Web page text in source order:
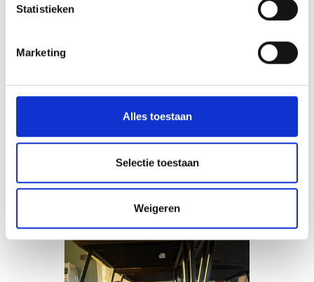
Statistieken
Marketing
Alles toestaan
Selectie toestaan
Weigeren